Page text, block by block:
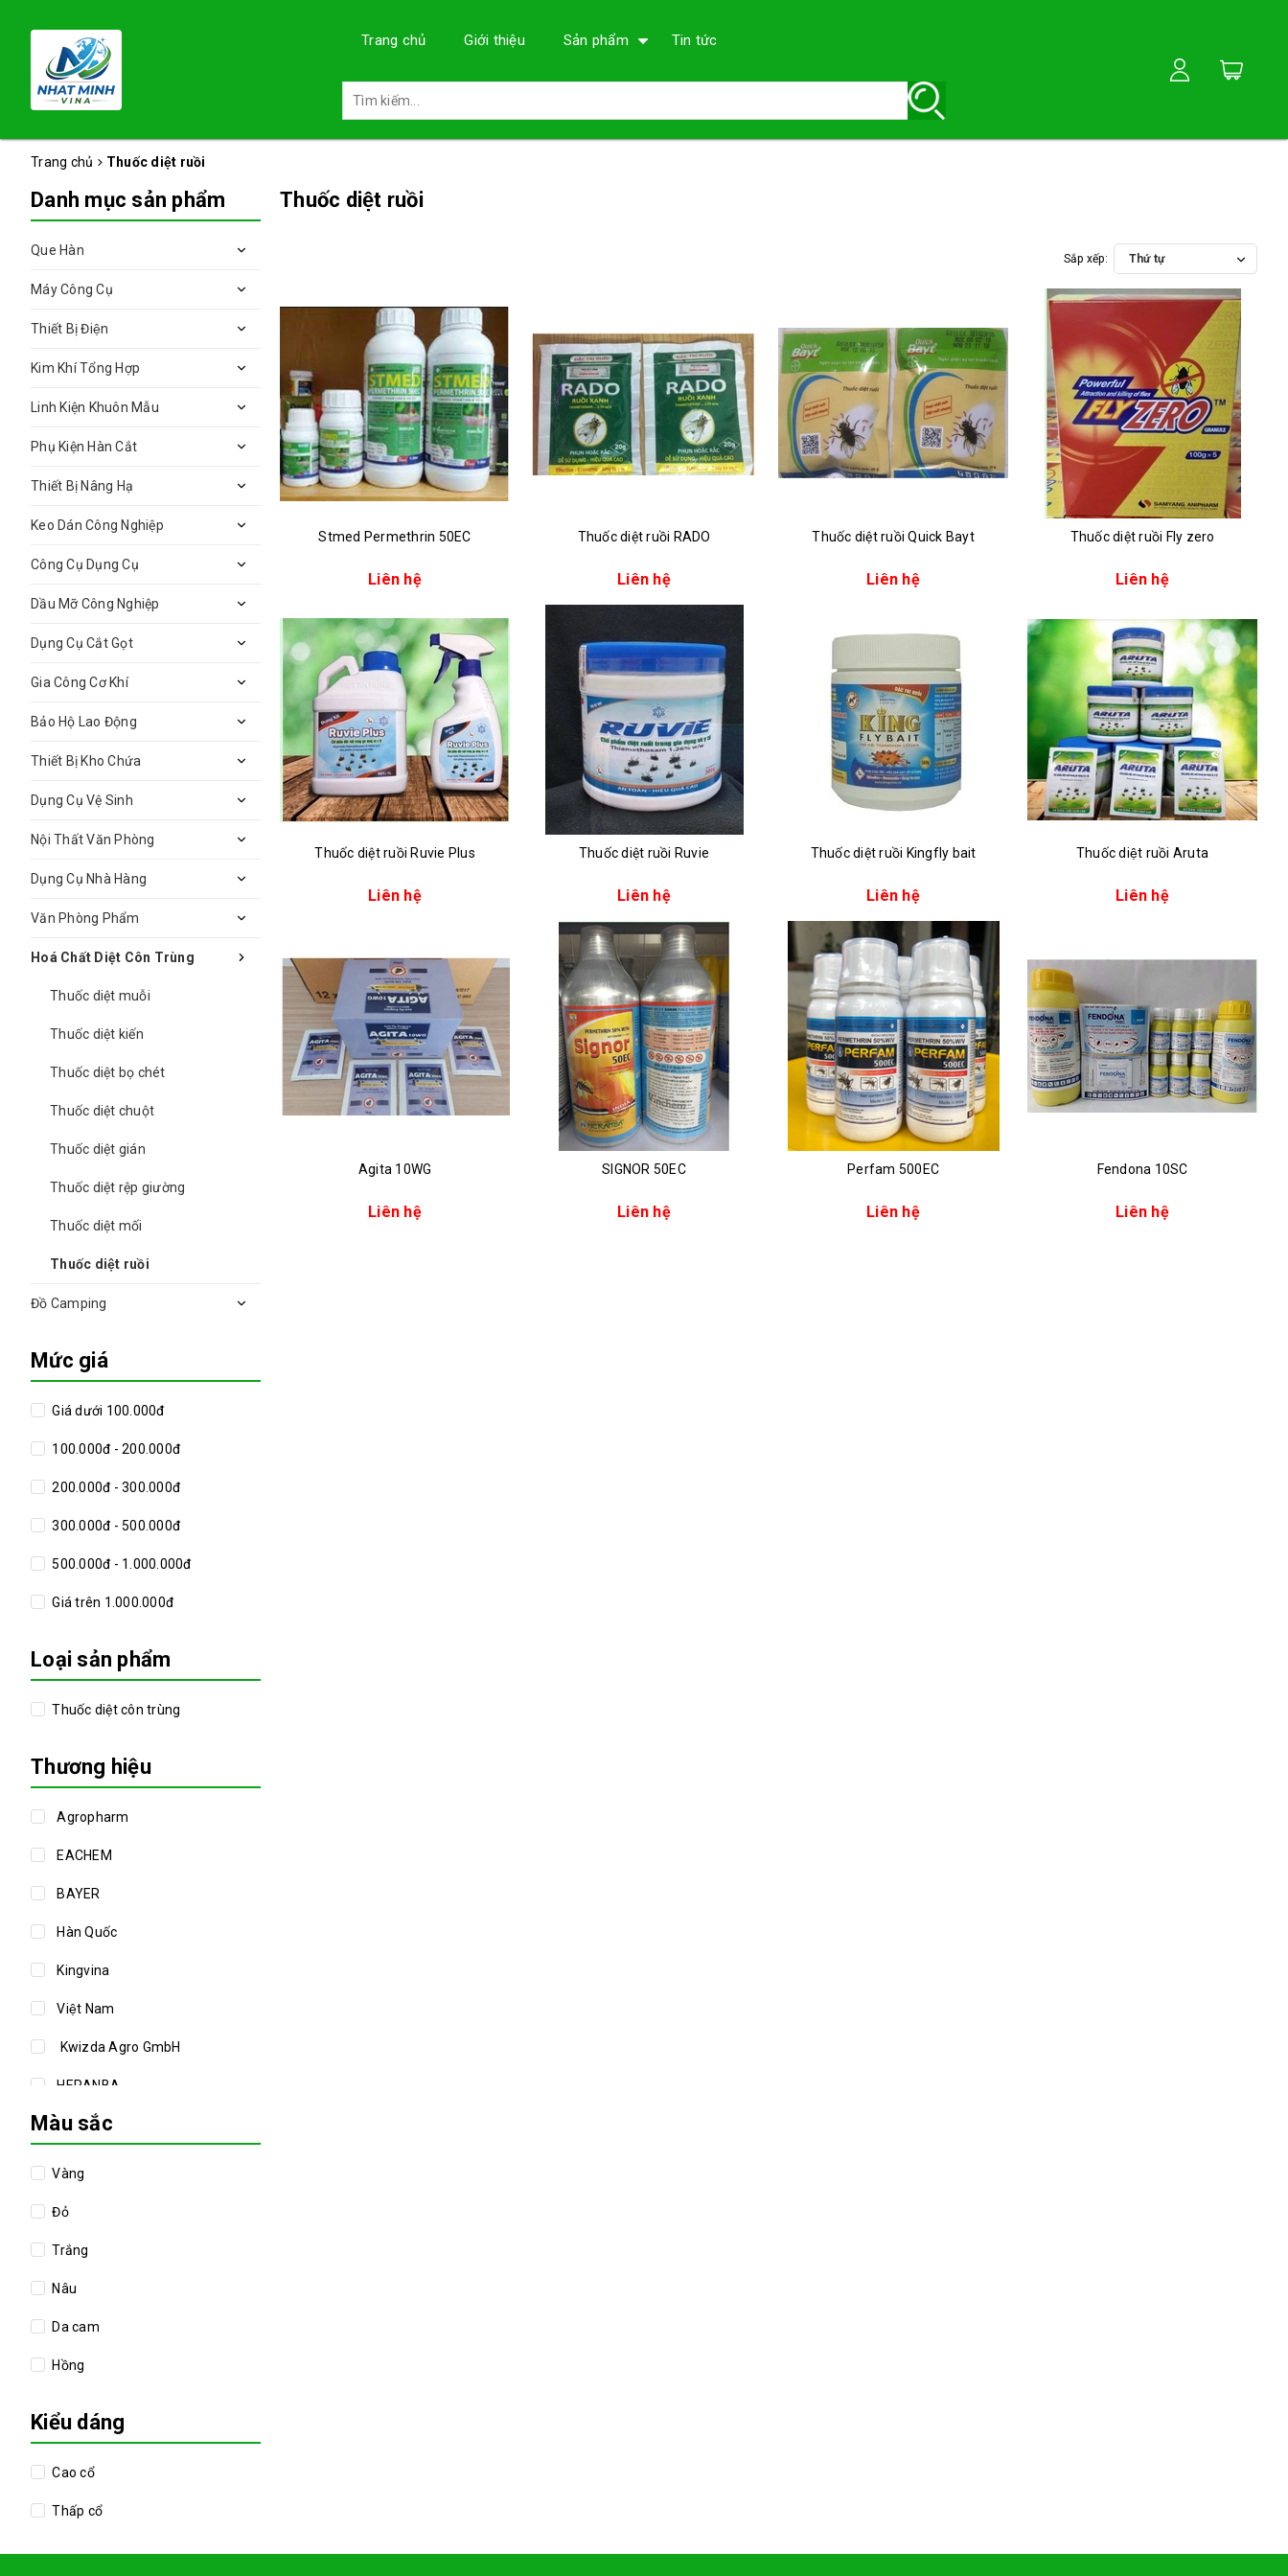
Trang chủ Giới thiệu Sản phẩm Tin tức
Trang chủ Thuốc diệt ruồi
Thuốc diệt ruồi
Sắp xếp: Thứ tự
Stmed Permethrin 50EC
Liên hệ
Thuốc diệt ruồi RADO
Liên hệ
Thuốc diệt ruồi Quick Bayt
Liên hệ
Thuốc diệt ruồi Fly zero
Liên hệ
Thuốc diệt ruồi Ruvie Plus
Liên hệ
Thuốc diệt ruồi Ruvie
Liên hệ
Thuốc diệt ruồi Kingfly bait
Liên hệ
Thuốc diệt ruồi Aruta
Liên hệ
Agita 10WG
Liên hệ
SIGNOR 50EC
Liên hệ
Perfam 500EC
Liên hệ
Fendona 10SC
Liên hệ
Danh mục sản phẩm
Que Hàn
Máy Công Cụ
Thiết Bị Điện
Kim Khí Tổng Hợp
Linh Kiện Khuôn Mẫu
Phụ Kiện Hàn Cắt
Thiết Bị Nâng Hạ
Keo Dán Công Nghiệp
Công Cụ Dụng Cụ
Dầu Mỡ Công Nghiệp
Dụng Cụ Cắt Gọt
Gia Công Cơ Khí
Bảo Hộ Lao Động
Thiết Bị Kho Chứa
Dụng Cụ Vệ Sinh
Nội Thất Văn Phòng
Dụng Cụ Nhà Hàng
Văn Phòng Phẩm
Hoá Chất Diệt Côn Trùng
Thuốc diệt muỗi
Thuốc diệt kiến
Thuốc diệt bọ chét
Thuốc diệt chuột
Thuốc diệt gián
Thuốc diệt rệp giường
Thuốc diệt mối
Thuốc diệt ruồi
Đồ Camping
Mức giá
Giá dưới 100.000đ
100.000đ - 200.000đ
200.000đ - 300.000đ
300.000đ - 500.000đ
500.000đ - 1.000.000đ
Giá trên 1.000.000đ
Loại sản phẩm
Thuốc diệt côn trùng
Thương hiệu
Agropharm
EACHEM
BAYER
Hàn Quốc
Kingvina
Việt Nam
Kwizda Agro GmbH
HERANBA
Perfam
Màu sắc
Vàng
Đỏ
Trắng
Nâu
Da cam
Hồng
Kiểu dáng
Cao cổ
Thấp cổ